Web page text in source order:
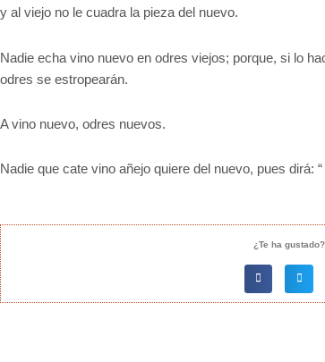
y al viejo no le cuadra la pieza del nuevo.
Nadie echa vino nuevo en odres viejos; porque, si lo
odres se estropearán.
A vino nuevo, odres nuevos.
Nadie que cate vino añejo quiere del nuevo, pues dirá:
¿Te ha